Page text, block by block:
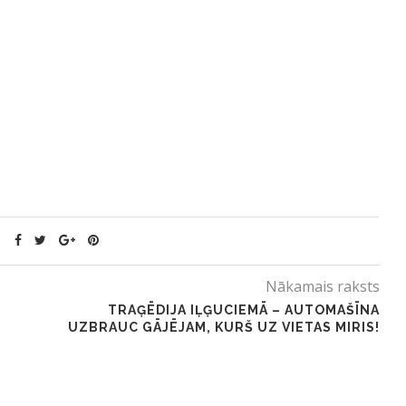
Nākamais raksts
TRAĢĒDIJA IĻĢUCIEMĀ – AUTOMAŠĪNA
UZBRAUC GĀJĒJAM, KURŠ UZ VIETAS MIRIS!